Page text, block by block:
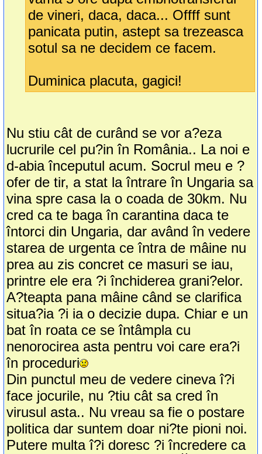
de vineri, daca, daca... Offff sunt
panicata putin, astept sa trezeasca
sotul sa ne decidem ce facem.
Duminica placuta, gagici!
Nu stiu cât de curând se vor a?eza
lucrurile cel pu?in în România.. La noi e
d-abia începutul acum. Socrul meu e ?
ofer de tir, a stat la întrare în Ungaria sa
vina spre casa la o coada de 30km. Nu
cred ca te baga în carantina daca te
întorci din Ungaria, dar având în vedere
starea de urgenta ce întra de mâine nu
prea au zis concret ce masuri se iau,
printre ele era ?i închiderea grani?elor.
A?teapta pana mâine când se clarifica
situa?ia ?i ia o decizie dupa. Chiar e un
bat în roata ce se întâmpla cu
nenorocirea asta pentru voi care era?i
în proceduri
Din punctul meu de vedere cineva î?i
face jocurile, nu ?tiu cât sa cred în
virusul asta.. Nu vreau sa fie o postare
politica dar suntem doar ni?te pioni noi.
Putere multa î?i doresc ?i încredere ca